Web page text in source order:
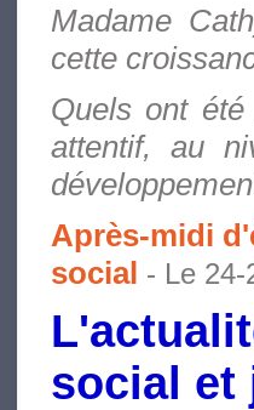
Madame
cette
Quels ont
attentif, au
Après-midi
social - Le 24-
social et